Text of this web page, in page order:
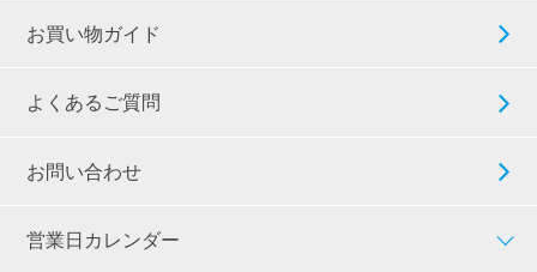
お買い物ガイド
よくあるご質問
お問い合わせ
営業日カレンダー